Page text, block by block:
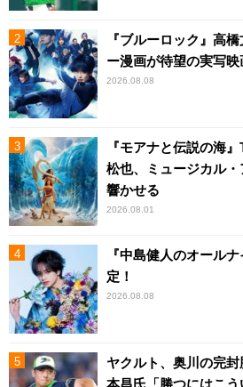
『ブルーロック』高
ー漫画が待望の実写映
2026.08.08
『モアナと伝説の海
松也、ミュージカル
響かせる
2026.08.01
『中島健人のオール
定！
2026.08.08
ヤクルト、奥川の完
本昌氏「勝つにはこう